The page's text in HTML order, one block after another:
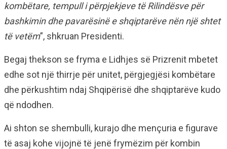
kombëtare, tempull i përpjekjeve të Rilindësve për
bashkimin dhe pavarësinë e shqiptarëve nën një shtet
të vetëm”, shkruan Presidenti.
Begaj thekson se fryma e Lidhjes së Prizrenit mbetet
edhe sot një thirrje për unitet, përgjegjësi kombëtare
dhe përkushtim ndaj Shqipërisë dhe shqiptarëve kudo
që ndodhen.
Ai shton se shembulli, kurajo dhe mençuria e figurave
të asaj kohe vijojnë të jenë frymëzim për kombin